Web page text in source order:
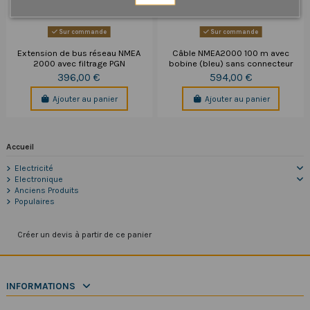
Sur commande
Extension de bus réseau NMEA
2000 avec filtrage PGN
396,00 €
Ajouter au panier
Sur commande
Câble NMEA2000 100 m avec
bobine (bleu) sans connecteur
594,00 €
Ajouter au panier
Accueil
Electricité
Electronique
Anciens Produits
Populaires
Créer un devis à partir de ce panier
INFORMATIONS